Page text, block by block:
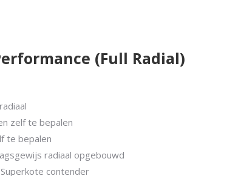
(Full Radial)
zelf te bepalen
te bepalen
radiaal opgebouwd
contender